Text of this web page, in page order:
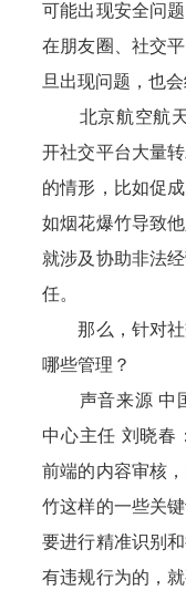
可能出现安全问
在朋友圈、社交
旦出现问题，也
北京航空航天
开社交平台大量
的情形，比如促
如烟花爆竹导致
就涉及协助非法
任。
那么，针对社
哪些管理？
声音来源 中国
中心主任 刘晓春
前端的内容审核
竹这样的一些关
要进行精准识别
有违规行为的，